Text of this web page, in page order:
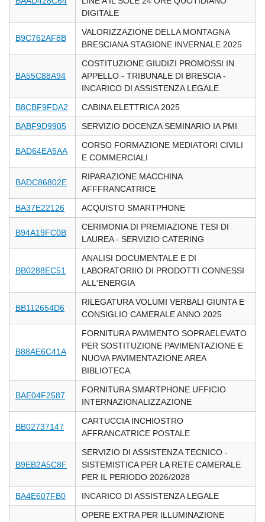
DIGITALE
B9C762AF8B
VALORIZZAZIONE DELLA MONTAGNA
BRESCIANA STAGIONE INVERNALE 2025
BA55C88A94
COSTITUZIONE GIUDIZI PROMOSSI IN
APPELLO - TRIBUNALE DI BRESCIA -
INCARICO DI ASSISTENZA LEGALE
B8CBF9FDA2
CABINA ELETTRICA 2025
BABF9D9905
SERVIZIO DOCENZA SEMINARIO IA PMI
BAD64EA5AA
CORSO FORMAZIONE MEDIATORI CIVILI
E COMMERCIALI
BADC86802E
RIPARAZIONE MACCHINA
AFFFRANCATRICE
BA37E22126
ACQUISTO SMARTPHONE
B94A19FC0B
CERIMONIA DI PREMIAZIONE TESI DI
LAUREA - SERVIZIO CATERING
BB0288EC51
ANALISI DOCUMENTALE E DI
LABORATORIIO DI PRODOTTI CONNESSI
ALL'ENERGIA
BB112654D6
RILEGATURA VOLUMI VERBALI GIUNTA E
CONSIGLIO CAMERALE ANNO 2025
B88AE6C41A
FORNITURA PAVIMENTO SOPRAELEVATO
PER SOSTITUZIONE PAVIMENTAZIONE E
NUOVA PAVIMENTAZIONE AREA
BIBLIOTECA.
BAE04F2587
FORNITURA SMARTPHONE UFFICIO
INTERNAZIONALIZZAZIONE
BB02737147
CARTUCCIA INCHIOSTRO
AFFRANCATRICE POSTALE
B9EB2A5C8F
SERVIZIO DI ASSISTENZA TECNICO -
SISTEMISTICA PER LA RETE CAMERALE
PER IL PERIODO 2026/2028
BA4E607FB0
INCARICO DI ASSISTENZA LEGALE
OPERE EXTRA PER ILLUMINAZIONE